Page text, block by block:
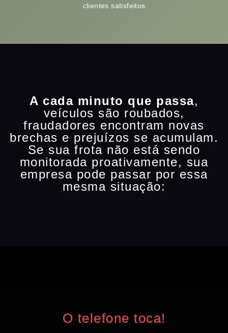
clientes satisfeitos
A cada minuto que passa,
veículos são roubados,
fraudadores encontram novas
brechas e prejuízos se acumulam.
Se sua frota não está sendo
monitorada proativamente, sua
empresa pode passar por essa
mesma situação:
O telefone toca!